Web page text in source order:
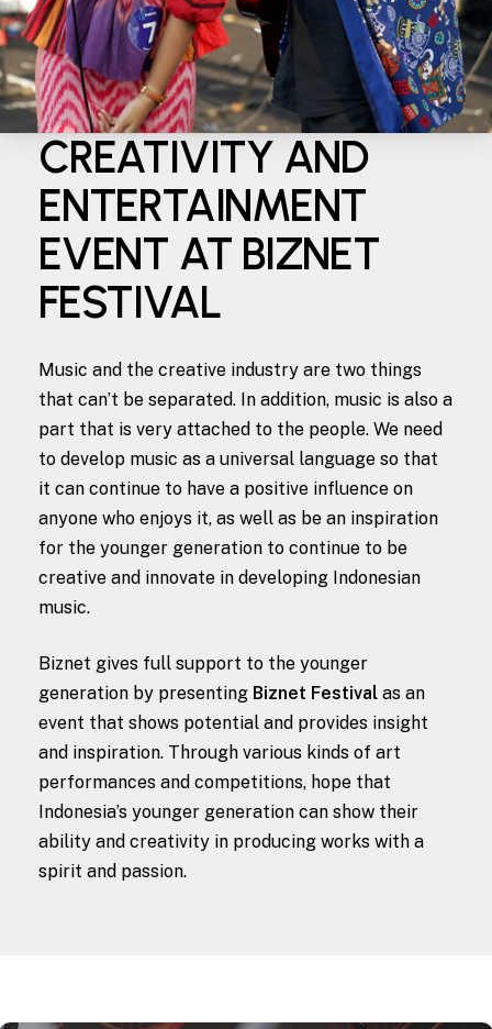
CREATIVITY AND
ENTERTAINMENT
EVENT AT BIZNET
FESTIVAL
Music and the creative industry are two things
that can’t be separated. In addition, music is also a
part that is very attached to the people. We need
to develop music as a universal language so that
it can continue to have a positive influence on
anyone who enjoys it, as well as be an inspiration
for the younger generation to continue to be
creative and innovate in developing Indonesian
music.
Biznet gives full support to the younger
generation by presenting Biznet Festivalas an
event that shows potential and provides insight
and inspiration. Through various kinds of art
performances and competitions, hope that
Indonesia’s younger generation can show their
ability and creativity in producing works with a
spirit and passion.